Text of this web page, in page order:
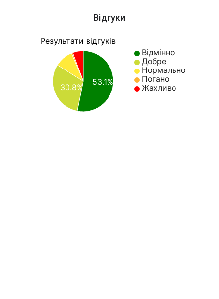
Відгуки
Результати відгуків
Відмінно
Добре
Нормально
Погано
Жахливо
30.8%
53.1%